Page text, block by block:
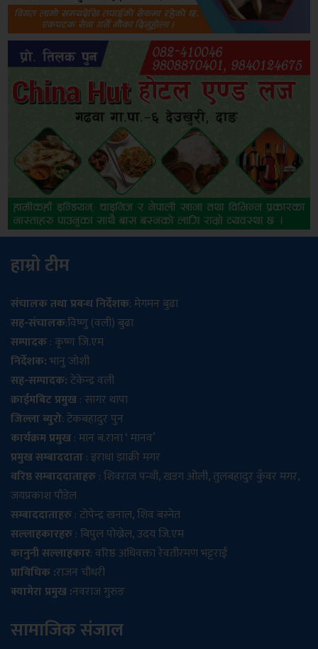
हाम्रो टीम
संचालक तथा प्रबन्ध निर्देशक: मेगमन बुढा
सह-संचालक:विष्णु (वली) बुढा
सम्पादक: कृष्ण जि.एम
निर्देशक:भानु जोशी
सह-सम्पादक:टेकेन्द्र वली
क्राईमबिट प्रमुख: सागर थापा
जिल्ला ब्युरो: टेकबहादुर पुन
कार्यक्रम प्रमुख: मान ब.राना ‘ मानव’
प्रमुख सम्बाददाता: इराधा झाक्री मगर
वरिष्ठ सम्बाददाताहरु: शिवराज पन्थी, खडग ओली, तुलबहादुर कुँवर मगर,
जयप्रकाश पौडेल
सम्बाददाताहरु: टोपेन्द्र खनाल, शिव बस्नेत
सल्लाहकारहरु: बिपुल पोख्रेल, उदय जि.एम
कानुनी सल्लाहकार: वरिष्ठ अधिवक्ता रेवतीरमण भट्टराई
प्राविधिक :राजन चौधरी
क्यामेरा प्रमुख :नवराज गुरुङ
सामाजिक संजाल